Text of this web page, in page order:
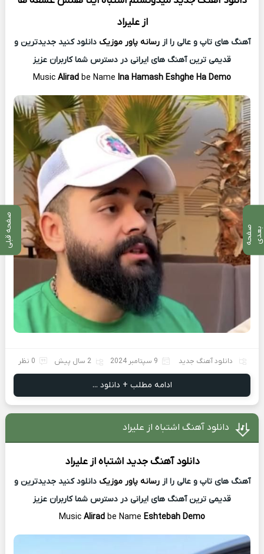
ازعلیراد
آهنگ های تاپ و عالی را ازرسانه پاور موزیک دانلود کنید جدیدترین و
قدیمی ترین آهنگ های ایرانی در دسترس شما کاربران عزیز
Music Alirad be Name Ina Hamash Eshghe Ha Demo
دانلود آهنگ جدید 9 سپتامبر 2024 2 سال پیش 0 نظر
ادامه مطلب + دانلود ...
دانلود آهنگ اشتباه از علیراد
دانلود آهنگ جدید اشتباه ازعلیراد
آهنگ های تاپ و عالی را ازرسانه پاور موزیک دانلود کنید جدیدترین و
قدیمی ترین آهنگ های ایرانی در دسترس شما کاربران عزیز
Music Alirad be Name Eshtebah Demo
ص
ف
ح
ه ب ع
د ی صفحه قبلی